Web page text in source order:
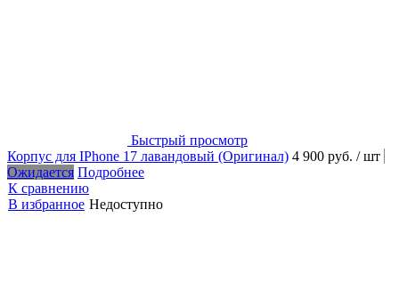
Быстрый просмотр
Корпус для IPhone 17 лавандовый (Оригинал) 4 900 руб. / шт
Ожидается Подробнее
К сравнению
В избранное Недоступно